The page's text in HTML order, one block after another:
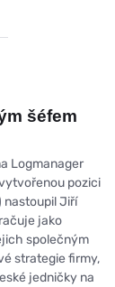
šéfem
Logmanager
pozici
nastoupil Jiří
jako
společným
strategie firmy,
jedničky na